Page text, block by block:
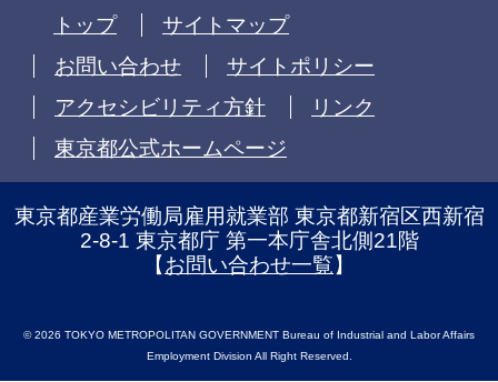
トップ
サイトマップ
お問い合わせ
サイトポリシー
アクセシビリティ方針
リンク
東京都公式ホームページ
東京都産業労働局雇用就業部 東京都新宿区西新宿
2-8-1 東京都庁 第一本庁舎北側21階
【お問い合わせ一覧】
© 2026 TOKYO METROPOLITAN GOVERNMENT Bureau of Industrial and Labor Affairs
Employment Division All Right Reserved.